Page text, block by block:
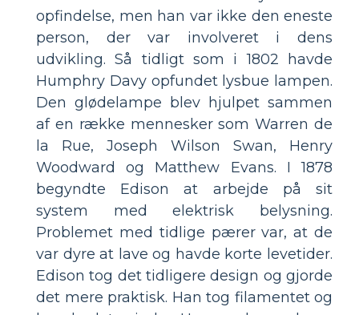
opfindelse, men han var ikke den eneste
person, der var involveret i dens
udvikling. Så tidligt som i 1802 havde
Humphry Davy opfundet lysbue lampen.
Den glødelampe blev hjulpet sammen
af ​​en række mennesker som Warren de
la Rue, Joseph Wilson Swan, Henry
Woodward og Matthew Evans. I 1878
begyndte Edison at arbejde på sit
system med elektrisk belysning.
Problemet med tidlige pærer var, at de
var dyre at lave og havde korte levetider.
Edison tog det tidligere design og gjorde
det mere praktisk. Han tog filamentet og